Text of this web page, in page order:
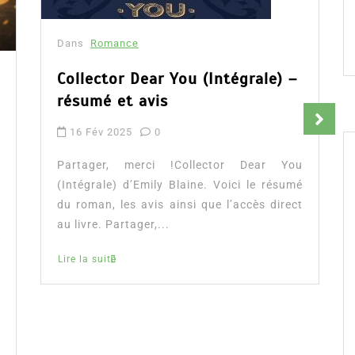
Dans Romance
Collector Dear You (Intégrale) –
résumé et avis
16 Fév 2025 0
Partager, merci !Collector Dear You
(Intégrale) d’Emily Blaine. Voici le résumé
du roman, les avis ainsi que l’accès direct
au livre. Partager,...
Lire la suite